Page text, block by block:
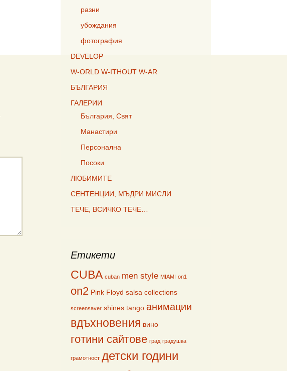
разни
убождания
фотография
DEVELOP
W-ORLD W-ITHOUT W-AR
БЪЛГАРИЯ
ГАЛЕРИИ
България, Свят
Манастири
Персонална
Посоки
ЛЮБИМИТЕ
СЕНТЕНЦИИ, МЪДРИ МИСЛИ
ТЕЧЕ, ВСИЧКО ТЕЧЕ…
Етикети
CUBA cuban men style MIAMI on1
on2 Pink Floyd salsa collections
screensaver shines tango анимации
вдъхновения вино
готини сайтове град градушка
грамотност детски години